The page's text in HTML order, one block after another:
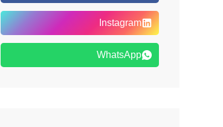
Instagram
WhatsApp